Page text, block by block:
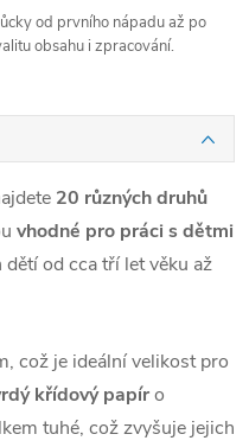
od prvního nápadu až po
obsahu i zpracování.
20 různých druhů
vhodné pro práci s dětmi
od cca tří let věku až
což je ideální velikost pro
křídový papíro
tuhé, což zvyšuje jejich